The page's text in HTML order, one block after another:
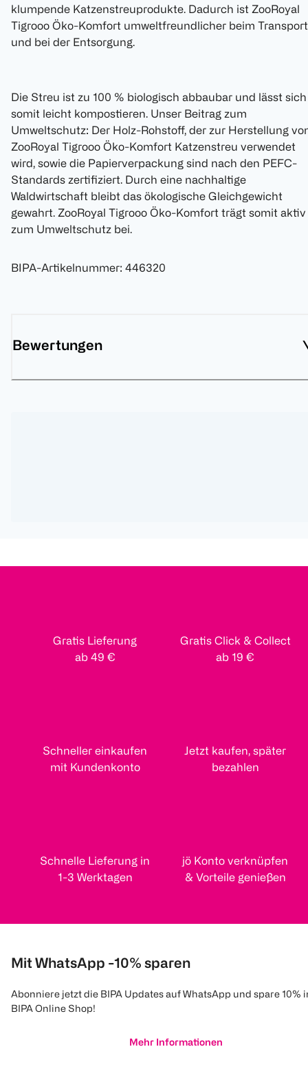
klumpende Katzenstreuprodukte. Dadurch ist ZooRoyal
Tigrooo Öko-Komfort umweltfreundlicher beim Transport
und bei der Entsorgung.
Die Streu ist zu 100 % biologisch abbaubar und lässt sich
somit leicht kompostieren. Unser Beitrag zum
Umweltschutz: Der Holz-Rohstoff, der zur Herstellung
ZooRoyal Tigrooo Öko-Komfort Katzenstreu verwendet
wird, sowie die Papierverpackung sind nach den PEFC-
Standards zertifiziert. Durch eine nachhaltige
Waldwirtschaft bleibt das ökologische Gleichgewicht
gewahrt. ZooRoyal Tigrooo Öko-Komfort trägt somit aktiv
zum Umweltschutz bei.
BIPA-Artikelnummer: 446320
Bewertungen
Gratis Lieferung
ab 49 €
Gratis Click & Collect
ab 19 €
Schneller einkaufen
mit Kundenkonto
Jetzt kaufen, später
bezahlen
Schnelle Lieferung in
1-3 Werktagen
jö Konto verknüpfen
& Vorteile genießen
Mit WhatsApp -10% sparen
Abonniere jetzt die BIPA Updates auf WhatsApp und spare 10%
BIPA Online Shop!
Mehr Informationen